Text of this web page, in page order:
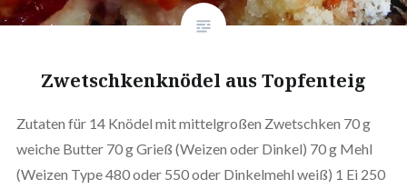
Zwetschkenknödel aus Topfenteig
Zutaten für 14 Knödel mit mittelgroßen Zwetschken 70 g
weiche Butter 70 g Grieß (Weizen oder Dinkel) 70 g Mehl
(Weizen Type 480 oder 550 oder Dinkelmehl weiß) 1 Ei 250